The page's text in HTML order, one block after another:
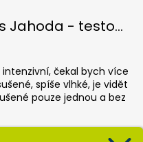
Chytací boilies Jahoda - testovací balení
4 z 5 hvězdiček.
čekal bych více
spíše vlhké, je vidět
pouze jednou a bez